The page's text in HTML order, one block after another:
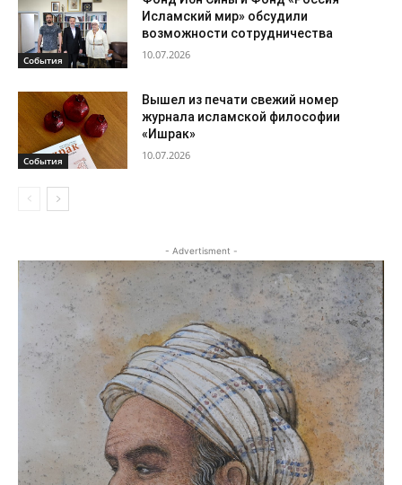
События
Исламский мир» обсудили
возможности сотрудничества
10.07.2026
События
Вышел из печати свежий номер
журнала исламской философии
«Ишрак»
10.07.2026
- Advertisment -